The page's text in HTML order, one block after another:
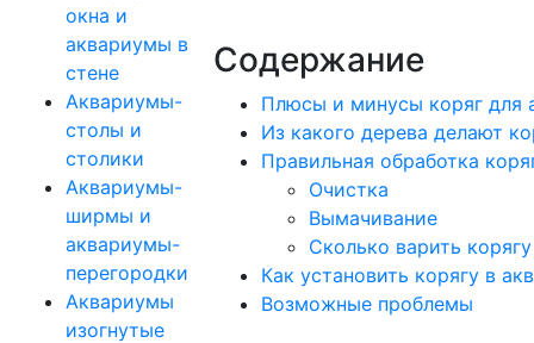
окна и
аквариумы в
стене
Аквариумы-
столы и
столики
Аквариумы-
ширмы и
аквариумы-
перегородки
Аквариумы
изогнутые
Содержание
Плюсы и минусы коряг для
Из какого дерева делают
Правильная обработка
Очистка
Вымачивание
Сколько варить
Как установить корягу в
Возможные проблемы